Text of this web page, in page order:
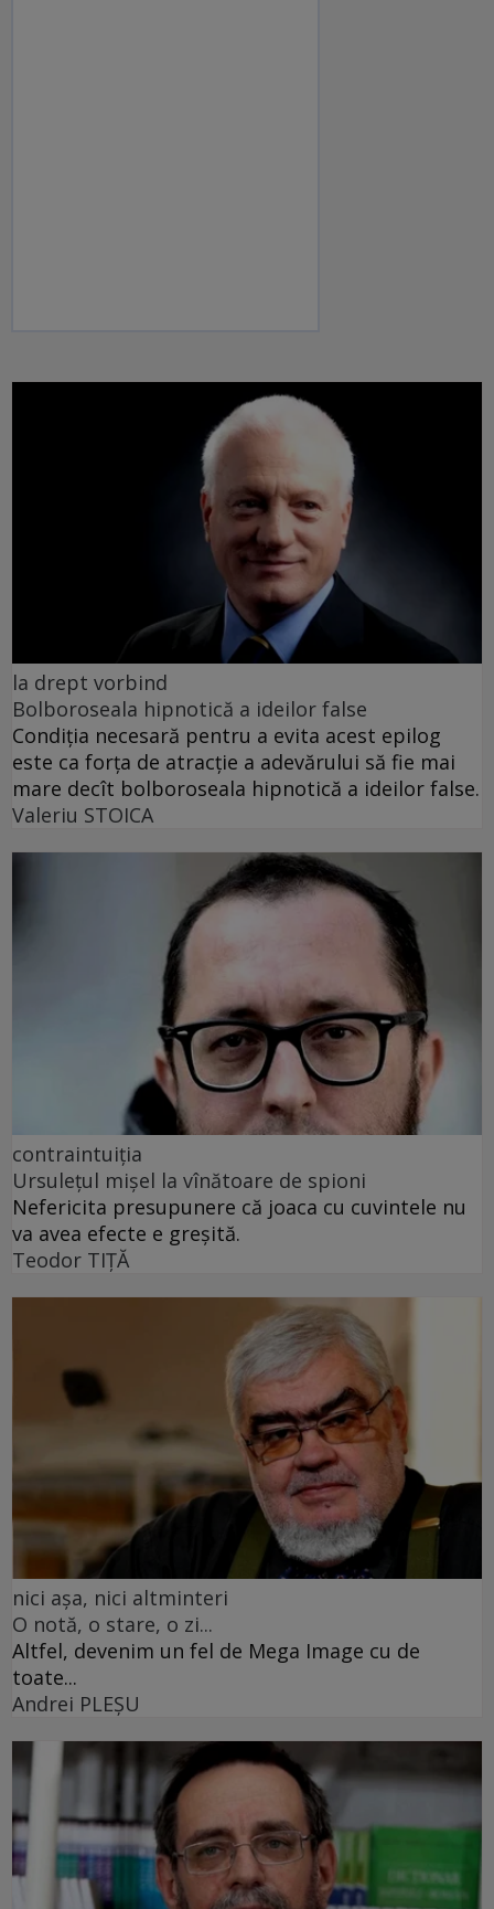
la drept vorbind
Bolboroseala hipnotică a ideilor false
Condiția necesară pentru a evita acest epilog
este ca forța de atracție a adevărului să fie mai
mare decît bolboroseala hipnotică a ideilor false.
Valeriu STOICA
contraintuiția
Ursulețul mișel la vînătoare de spioni
Nefericita presupunere că joaca cu cuvintele nu
va avea efecte e greșită.
Teodor TIŢĂ
nici așa, nici altminteri
O notă, o stare, o zi...
Altfel, devenim un fel de Mega Image cu de
toate...
Andrei PLEŞU